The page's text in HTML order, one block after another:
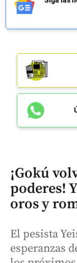
¡Gokú
poderes!
oros y
El pesista
esperanzas